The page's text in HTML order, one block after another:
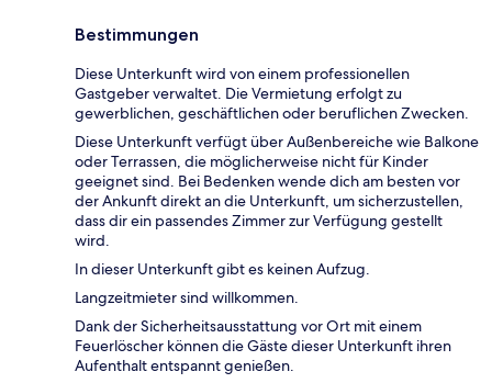
Bestimmungen
Diese Unterkunft wird von einem professionellen
Gastgeber verwaltet. Die Vermietung erfolgt zu
gewerblichen, geschäftlichen oder beruflichen Zwecken.
Diese Unterkunft verfügt über Außenbereiche wie Balkone
oder Terrassen, die möglicherweise nicht für Kinder
geeignet sind. Bei Bedenken wende dich am besten vor
der Ankunft direkt an die Unterkunft, um sicherzustellen,
dass dir ein passendes Zimmer zur Verfügung gestellt
wird.
In dieser Unterkunft gibt es keinen Aufzug.
Langzeitmieter sind willkommen.
Dank der Sicherheitsausstattung vor Ort mit einem
Feuerlöscher können die Gäste dieser Unterkunft ihren
Aufenthalt entspannt genießen.